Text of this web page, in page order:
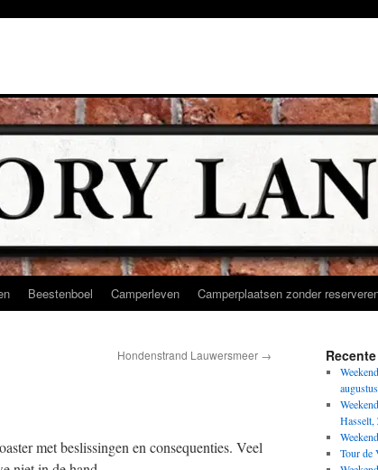
Beestenboel Camperleven Camperplaatsen zonder
Hondenstrand Lauwersmeer →
met beslissingen en consequenties. Veel
Tour de